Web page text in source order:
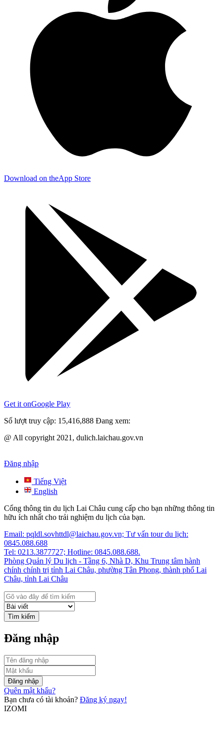
Download on theApp Store
Get it onGoogle Play
Số lượt truy cập: 15,416,888 Đang xem:
@ All copyright 2021, dulich.laichau.gov.vn
Đăng nhập
Tiếng Việt
English
Cổng thông tin du lịch Lai Châu cung cấp cho bạn những thông tin
hữu ích nhất cho trải nghiệm du lịch của bạn.
Email: pqldl.sovhttdl@laichau.gov.vn; Tư vấn tour du lịch:
0845.088.688
Tel: 0213.3877727; Hotline: 0845.088.688.
Phòng Quản lý Du lịch - Tầng 6, Nhà D, Khu Trung tâm hành
chính chính trị tỉnh Lai Châu, phường Tân Phong, thành phố Lai
Châu, tỉnh Lai Châu
Tìm kiếm
Đăng nhập
Đăng nhập
Quên mật khẩu?
Bạn chưa có tài khoản? Đăng ký ngay!
IZOMI